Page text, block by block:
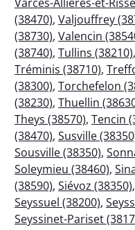
(38470), Valjouffrey
(38730), Valencin
(38740), Tullins (38210),
Tréminis (38710),
(38300), Torchefelon
(38230), Thuellin
Theys (38570), Tencin
(38470), Susville
Sousville (38350),
Soleymieu (38460),
(38590), Siévoz (38350),
Seyssuel (38200),
Seyssinet-Pariset